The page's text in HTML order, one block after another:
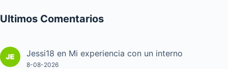
Ultimos Comentarios
Jessi18 en Mi experiencia con un interno
8-08-2026